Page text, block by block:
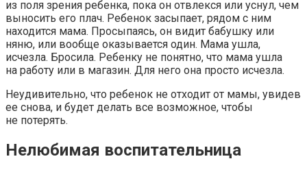
из поля зрения ребенка, пока он отвлекся или уснул, чем
выносить его плач. Ребенок засыпает, рядом с ним
находится мама. Просыпаясь, он видит бабушку или
няню, или вообще оказывается один. Мама ушла,
исчезла. Бросила. Ребенку не понятно, что мама ушла
на работу или в магазин. Для него она просто исчезла.
Неудивительно, что ребенок не отходит от мамы, увидев
ее снова, и будет делать все возможное, чтобы
не потерять.
Нелюбимая воспитательница